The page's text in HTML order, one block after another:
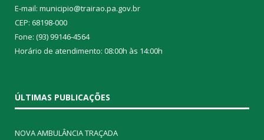
E-mail: municipio@trairao.pa.gov.br
CEP: 68198-000
Fone: (93) 99146-4564
Horário de atendimento: 08:00h às 14:00h
ÚLTIMAS PUBLICAÇÕES
NOVA AMBULÂNCIA TRAÇADA